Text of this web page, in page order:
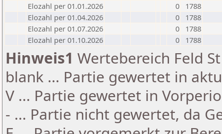
Elozahl per 01.01.2026
0
1788
Elozahl per 01.04.2026
0
1788
Elozahl per 01.07.2026
0
1788
Elozahl per 01.10.2026
0 1788
Hinweis1 Wertebereich Feld
blank ... Partie gewertet in
V ... Partie gewertet in
- ... Partie nicht gewertet, da